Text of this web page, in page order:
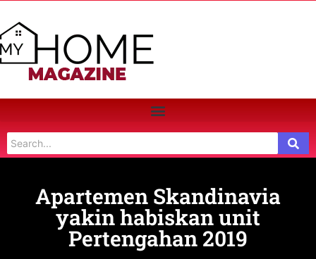
Apartemen Skandinavia
yakin habiskan unit
Pertengahan 2019